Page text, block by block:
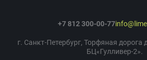
+7 812 300-00-77
г. Санкт-Петербург, Торфяная дорога
БЦ«Гулливер-2».